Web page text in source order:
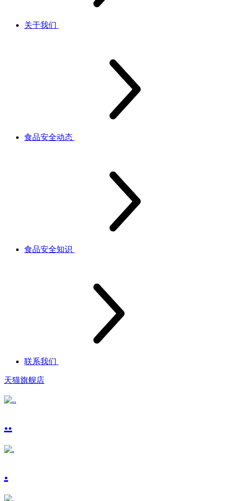
关于我们
食品安全动态
食品安全知识
联系我们
天猫旗舰店
..
.